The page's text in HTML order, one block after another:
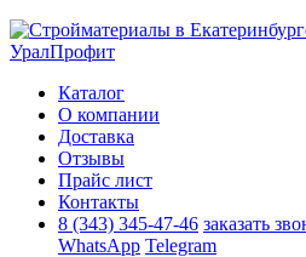
Каталог
О компании
Доставка
Отзывы
Прайс лист
Контакты
8 (343) 345-47-46 заказать
WhatsApp Telegram